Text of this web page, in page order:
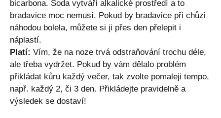
bicarbona. Soda vytváří alkalické prostředí a to
bradavice moc nemusí. Pokud by bradavice při chůzi
náhodou bolela, můžete si ji přes den přelepit i
náplastí.
Platí: Vím, že na noze trvá odstraňování trochu déle,
ale třeba vydržet. Pokud by vám dělalo problém
přikládat kůru každý večer, tak zvolte pomaleji tempo,
např. každý 2, či 3 den. Přikládejte pravidelně a
výsledek se dostaví!